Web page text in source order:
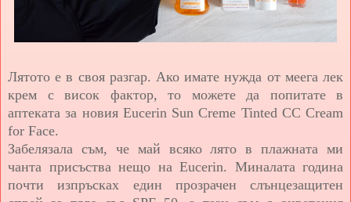
Лятото е в своя разгар. Ако имате нужда от меега лек
крем с висок фактор, то можете да попитате в
аптеката за новия Eucerin Sun Creme Tinted CC Cream
for Face.
Забелязала съм, че май всяко лято в плажната ми
чанта присъства нещо на Eucerin. Миналата година
почти изпръсках един прозрачен слънцезащитен